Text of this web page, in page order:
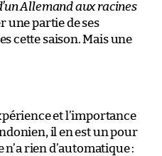
Allemand aux racines
une partie de ses
cette saison. Mais une
et l’importance
il en est un pour
rien d’automatique :